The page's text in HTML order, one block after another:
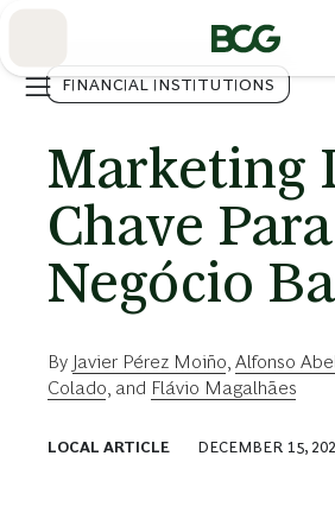
FINANCIAL INSTITUTIONS
Marketing
Chave
Negócio
By Javier Pérez Moiño Alfonso
Colado , and Flávio Magalhães
LOCAL ARTICLE DECEMBER 15,